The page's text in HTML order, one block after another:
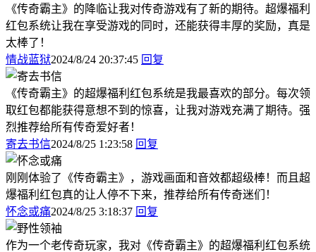
《传奇霸主》的降临让我对传奇游戏有了新的期待。超爆福利
红包系统让我在享受游戏的同时，还能获得丰厚的奖励，真是
太棒了！
情战蓝狱2024/8/24 20:37:45 回复
《传奇霸主》的超爆福利红包系统是我最喜欢的部分。每次领
取红包都能获得意想不到的惊喜，让我对游戏充满了期待。强
烈推荐给所有传奇爱好者！
寄去书信2024/8/25 1:23:58 回复
刚刚体验了《传奇霸主》，游戏画面和音效都超级棒！而且超
爆福利红包真的让人停不下来，推荐给所有传奇迷们！
怀念或痛2024/8/25 3:18:37 回复
作为一个老传奇玩家，我对《传奇霸主》的超爆福利红包系统